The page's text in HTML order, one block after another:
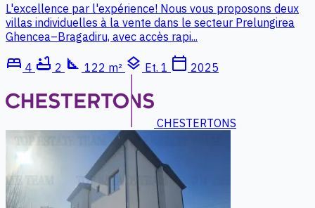
L'excellence par l'expérience! Nous vous proposons deux
villas individuelles à la vente dans le secteur Prelungirea
Ghencea–Bragadiru, avec accès rapi...
bed 4 bathtub 2 square_foot 122 m² layers Et. 1 calendar_today 2025
CHESTERTONS